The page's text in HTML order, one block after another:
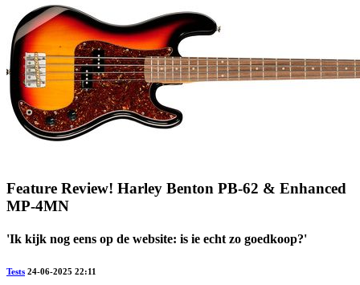
Feature Review! Harley Benton PB-62 & Enhanced
MP-4MN
'Ik kijk nog eens op de website: is ie echt zo goedkoop?'
Tests 24-06-2025 22:11